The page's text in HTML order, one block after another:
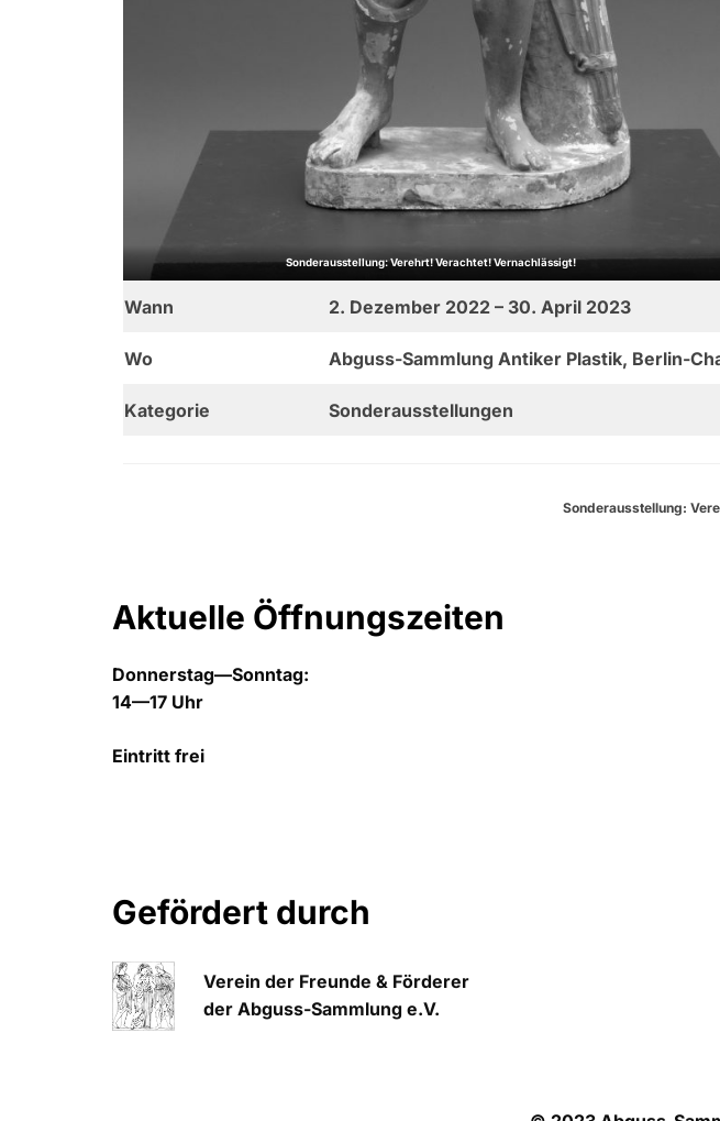
Sonderausstellung: Verehrt! Verachtet! Vernachlässigt!
Wann 2. Dezember 2022 – 30. April 2023
Wo Abguss-Sammlung Antiker Plastik, Berlin-
Kategorie Sonderausstellungen
Sonderausstellung:
Aktuelle Öffnungszeiten
Donnerstag—Sonntag:
14—17 Uhr
Eintritt frei
Gefördert durch
Verein der Freunde & Förderer
der Abguss-Sammlung e.V.